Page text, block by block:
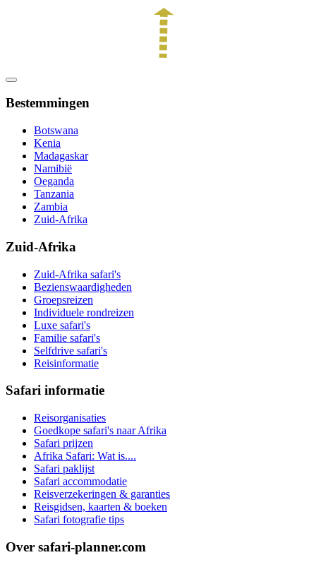
Bestemmingen
Botswana
Kenia
Madagaskar
Namibië
Oeganda
Tanzania
Zambia
Zuid-Afrika
Zuid-Afrika
Zuid-Afrika safari's
Bezienswaardigheden
Groepsreizen
Individuele rondreizen
Luxe safari's
Familie safari's
Selfdrive safari's
Reisinformatie
Safari informatie
Reisorganisaties
Goedkope safari's naar Afrika
Safari prijzen
Afrika Safari: Wat is....
Safari paklijst
Safari accommodatie
Reisverzekeringen & garanties
Reisgidsen, kaarten & boeken
Safari fotografie tips
Over safari-planner.com